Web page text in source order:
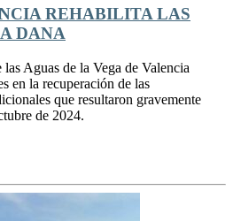
REHABILITA LAS
DANA
Aguas de la Vega de Valencia
en la recuperación de las
que resultaron gravemente
de 2024.